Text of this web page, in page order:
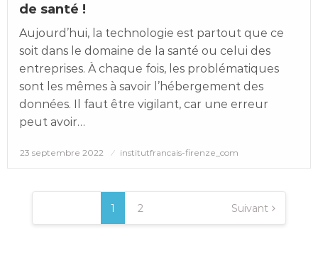
de santé !
Aujourd’hui, la technologie est partout que ce
soit dans le domaine de la santé ou celui des
entreprises. À chaque fois, les problématiques
sont les mêmes à savoir l’hébergement des
données. Il faut être vigilant, car une erreur
peut avoir…
Posted
23 septembre 2022 institutfrancais-firenze_com
Pagination
publications
1 2 Suivant